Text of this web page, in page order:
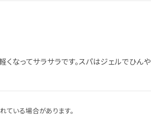
なってサラサラです。スパはジェルでひんや
いる場合があります。